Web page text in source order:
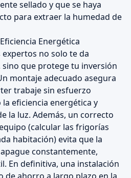
sellado y que se haya
para extraer la humedad de
Energética
no solo te da
que protege tu inversión
montaje adecuado asegura
trabaje sin esfuerzo
eficiencia energética y
la luz. Además, un correcto
(calcular las frigorías
habitación) evita que la
constantemente,
En definitiva, una instalación